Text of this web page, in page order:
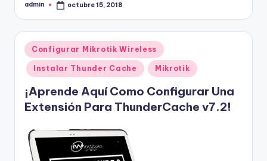
Publicado
admin octubre 15, 2018
Publicado
en
Configurar Mikrotik Wireless
Instalar Thunder Cache Mikrotik
¡Aprende Aquí Como Configurar Una
Extensión Para ThunderCache v7.2!